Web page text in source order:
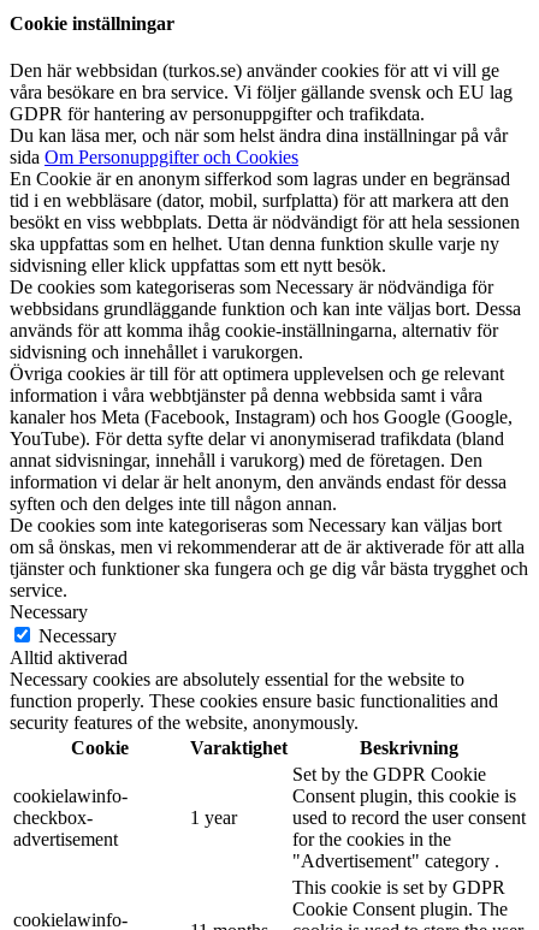
Cookie inställningar
Den här webbsidan (turkos.se) använder cookies för att vi vill ge
våra besökare en bra service. Vi följer gällande svensk och EU lag
GDPR för hantering av personuppgifter och trafikdata.
Du kan läsa mer, och när som helst ändra dina inställningar på vår
sida Om Personuppgifter och Cookies
En Cookie är en anonym sifferkod som lagras under en begränsad
tid i en webbläsare (dator, mobil, surfplatta) för att markera att den
besökt en viss webbplats. Detta är nödvändigt för att hela sessionen
ska uppfattas som en helhet. Utan denna funktion skulle varje ny
sidvisning eller klick uppfattas som ett nytt besök.
De cookies som kategoriseras som Necessary är nödvändiga för
webbsidans grundläggande funktion och kan inte väljas bort. Dessa
används för att komma ihåg cookie-inställningarna, alternativ för
sidvisning och innehållet i varukorgen.
Övriga cookies är till för att optimera upplevelsen och ge relevant
information i våra webbtjänster på denna webbsida samt i våra
kanaler hos Meta (Facebook, Instagram) och hos Google (Google,
YouTube). För detta syfte delar vi anonymiserad trafikdata (bland
annat sidvisningar, innehåll i varukorg) med de företagen. Den
information vi delar är helt anonym, den används endast för dessa
syften och den delges inte till någon annan.
De cookies som inte kategoriseras som Necessary kan väljas bort
om så önskas, men vi rekommenderar att de är aktiverade för att alla
tjänster och funktioner ska fungera och ge dig vår bästa trygghet och
service.
Necessary
Necessary
Alltid aktiverad
Necessary cookies are absolutely essential for the website to
function properly. These cookies ensure basic functionalities and
security features of the website, anonymously.
Cookie
Varaktighet Beskrivning
cookielawinfo-
checkbox-
advertisement
1 year
Set by the GDPR Cookie
Consent plugin, this cookie is
used to record the user consent
for the cookies in the
"Advertisement" category .
cookielawinfo-
This cookie is set by GDPR
Cookie Consent plugin. The